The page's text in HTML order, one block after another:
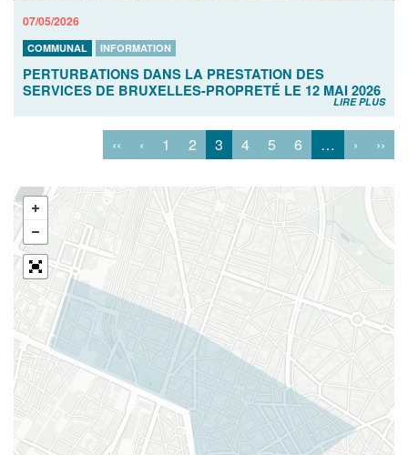
07/05/2026
COMMUNAL INFORMATION
PERTURBATIONS DANS LA PRESTATION DES
SERVICES DE BRUXELLES-PROPRETÉ LE 12 MAI 2026
LIRE PLUS
‹‹ ‹ 1 2 3 4 5 6 … › ››